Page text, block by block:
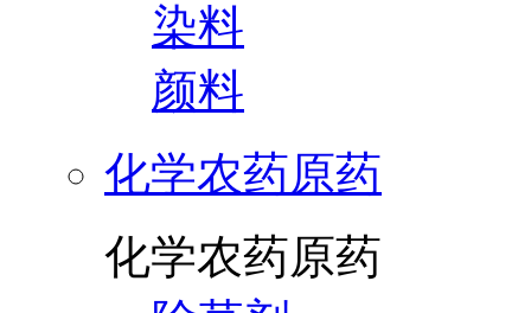
染料
颜料
化学农药原药
化学农药原药